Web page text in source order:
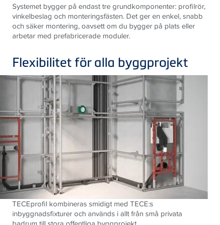
Systemet bygger på endast tre grundkomponenter: profilrör,
vinkelbeslag och monteringsfästen. Det ger en enkel, snabb
och säker montering, oavsett om du bygger på plats eller
arbetar med prefabricerade moduler.
Flexibilitet för alla byggprojekt
TECEprofil kombineras smidigt med TECE:s
inbyggnadsfixturer och används i allt från små privata